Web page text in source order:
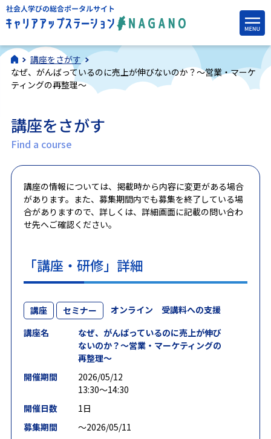
講座をさがす
なぜ、がんばっているのに売上が伸びないのか？～営業・マーケ
ティングの再整理～
講座をさがす
Find a course
講座の情報については、掲載時から内容に変更がある場合
があります。また、募集期間内でも募集を終了している場
合がありますので、詳しくは、詳細画面に記載の問い合わ
せ先へご確認ください。
「講座・研修」詳細
講座 セミナー
オンライン 受講料への支援
講座名
なぜ、がんばっているのに売上が伸び
ないのか？～営業・マーケティングの
再整理～
開催期間
2026/05/12
13:30～14:30
開催日数
1日
募集期間
〜2026/05/11